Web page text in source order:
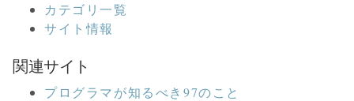
カテゴリ一覧
サイト情報
関連サイト
プログラマが知るべき97のこと